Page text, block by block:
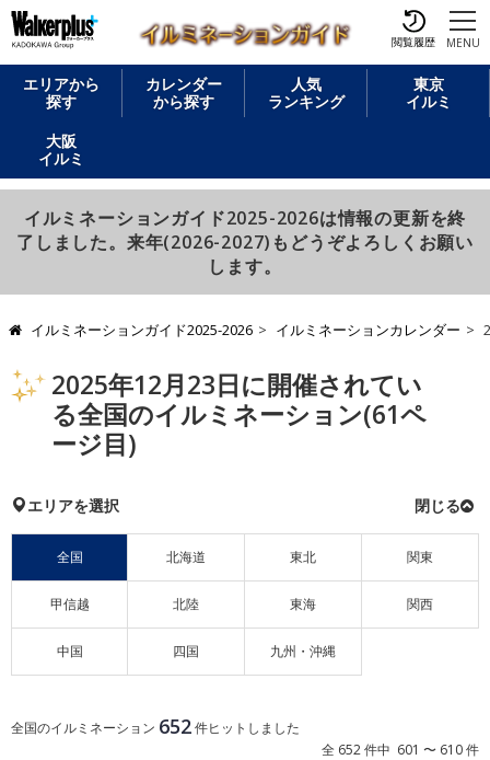
閲覧履歴 MENU
エリアから
探す
カレンダー
から探す
人気
ランキング
東京
イルミ
大阪
イルミ
イルミネーションガイド2025-2026は情報の更新を終
了しました。来年(2026-2027)もどうぞよろしくお願い
します。
イルミネーションガイド2025-2026 イルミネーションカレンダー
2025年12月23日に開催されてい
る全国のイルミネーション(61ペ
ージ目)
エリアを選択
全国 北海道 東北 関東
甲信越 北陸 東海 関西
中国 四国 九州・沖縄
全国のイルミネーション 652件ヒットしました
全 652 件中 601 〜 610 件